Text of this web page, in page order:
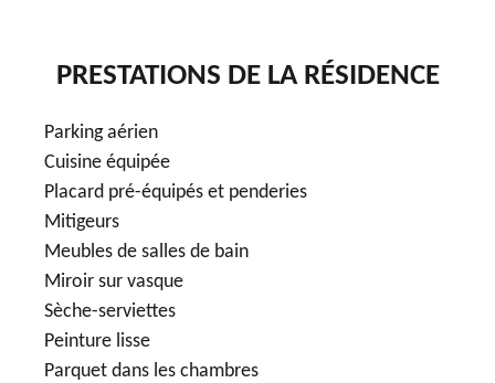
PRESTATIONS DE LA RÉSIDENCE
Parking aérien
Cuisine équipée
Placard pré-équipés et penderies
Mitigeurs
Meubles de salles de bain
Miroir sur vasque
Sèche-serviettes
Peinture lisse
Parquet dans les chambres